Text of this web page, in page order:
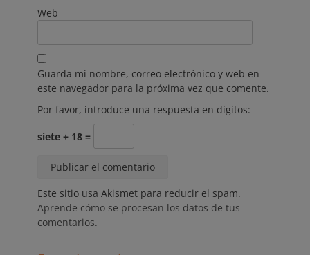
Web
Guarda mi nombre, correo electrónico y web en
este navegador para la próxima vez que comente.
Por favor, introduce una respuesta en dígitos:
siete + 18 =
Este sitio usa Akismet para reducir el spam.
Aprende cómo se procesan los datos de tus
comentarios.